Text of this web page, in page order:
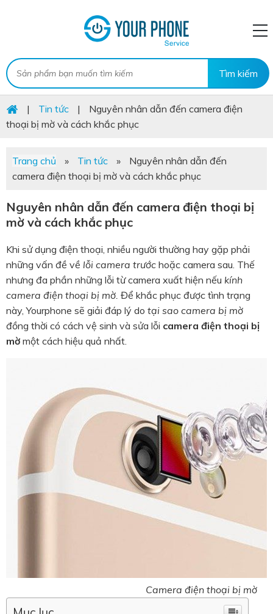
| Tin tức |
Nguyên nhân dẫn đến camera điện
thoại bị mờ và cách khắc phục
Trang chủ » Tin tức »
Nguyên nhân dẫn đến
camera điện thoại bị mờ và cách khắc phục
Nguyên nhân dẫn đến camera điện thoại bị
mờ và cách khắc phục
Khi sử dụng điện thoại, nhiều người thường hay gặp phải
những vấn đề về lỗi camera trước hoặc camera sau. Thế
nhưng đa phần những lỗi từ camera xuất hiện nếu kính
camera điện thoại bị mờ. Để khắc phục được tình trạng
này, Yourphone sẽ giải đáp lý do tại sao camera bị mờ
đồng thời có cách vệ sinh và sửa lỗi camera điện thoại bị
mờ một cách hiệu quả nhất.
Camera điện thoại bị mờ